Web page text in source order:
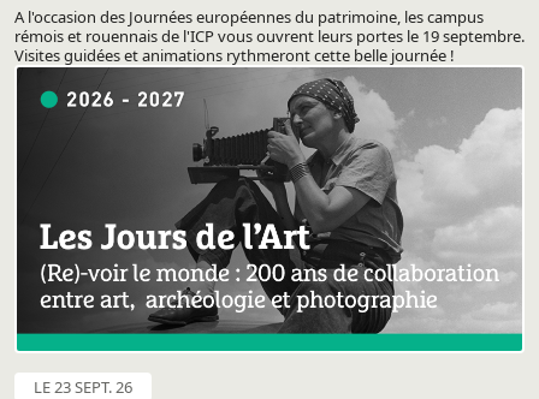
A l'occasion des Journées européennes du patrimoine, les campus
rémois et rouennais de l'ICP vous ouvrent leurs portes le 19 septembre.
Visites guidées et animations rythmeront cette belle journée !
LE 23 SEPT. 26